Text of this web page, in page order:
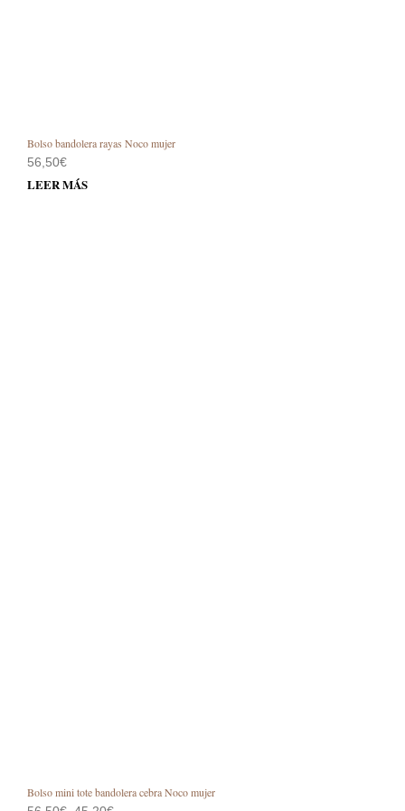
Bolso bandolera rayas Noco mujer
56,50€
LEER MÁS
Bolso mini tote bandolera cebra Noco mujer
El
El